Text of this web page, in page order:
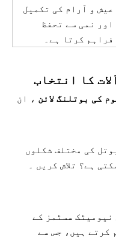
عیش و آرام کی تکمیل
اور نمی سے تحفظ
فراہم کرتا ہے۔
کا انتخاب
کی بوتلنگ لائن ، ان
کی مختلف شکلوں
ہے؟ تلاش کریں ۔
سسٹمز کے
کرتے ہیں، جس سے